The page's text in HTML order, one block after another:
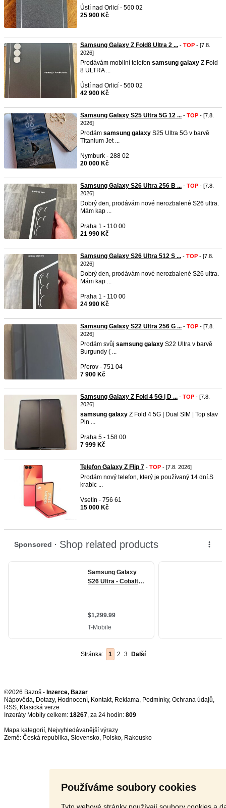
Používáme soubory cookies
Tyto webové stránky používají soubory cookies a
Ústí nad Orlicí - 560 02
25 900 Kč
Samsung Galaxy Z Fold8 Ultra 2 ... - TOP - [7.8.
2026]
Prodávám mobilní telefon samsung galaxy Z Fold
8 ULTRA ...
Ústí nad Orlicí - 560 02
42 900 Kč
Samsung Galaxy S25 Ultra 5G 12 ... - TOP - [7.8.
2026]
Prodám samsung galaxy S25 Ultra 5G v barvě
Titanium Jet ...
Nymburk - 288 02
20 000 Kč
Samsung Galaxy S26 Ultra 256 B ... - TOP - [7.8.
2026]
Dobrý den, prodávám nové nerozbalené S26 ultra.
Mám kap ...
Praha 1 - 110 00
21 990 Kč
Samsung Galaxy S26 Ultra 512 S ... - TOP - [7.8.
2026]
Dobrý den, prodávám nové nerozbalené S26 ultra.
Mám kap ...
Praha 1 - 110 00
24 990 Kč
Samsung Galaxy S22 Ultra 256 G ... - TOP - [7.8.
2026]
Prodám svůj samsung galaxy S22 Ultra v barvě
Burgundy ( ...
Přerov - 751 04
7 900 Kč
Samsung Galaxy Z Fold 4 5G | D ... - TOP - [7.8.
2026]
samsung galaxy Z Fold 4 5G | Dual SIM | Top stav
Pln ...
Praha 5 - 158 00
7 999 Kč
Telefon Galaxy Z Flip 7 - TOP - [7.8. 2026]
Prodám nový telefon, který je používaný 14 dní.S
krabic ...
Vsetín - 756 61
15 000 Kč
Stránka: 1 2 3 Další
©2026 Bazoš - Inzerce, Bazar
Nápověda, Dotazy, Hodnocení, Kontakt, Reklama, Podmínky, Ochrana údajů,
RSS,
Inzeráty Mobily celkem: 18267, za 24 hodin: 809
Mapa kategorií, Nejvyhledávanější výrazy
Země: Česká republika, Slovensko, Polsko, Rakousko